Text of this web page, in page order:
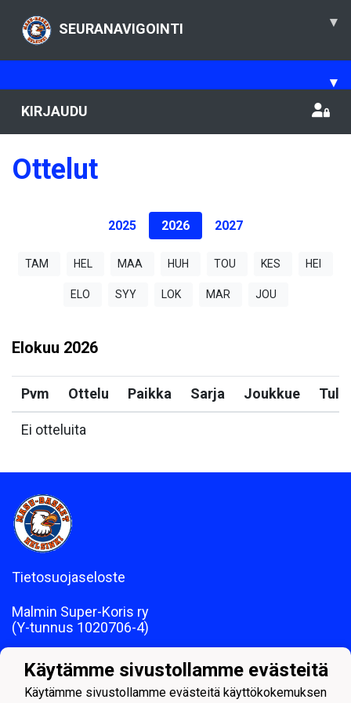
SEURANAVIGOINTI ▾
▾
KIRJAUDU
Ottelut
2025 2026 2027
TAM HEL MAA HUH TOU KES HEI
ELO SYY LOK MAR JOU
Elokuu 2026
Pvm Ottelu Paikka Sarja Joukkue
Ei otteluita
Tietosuojaseloste
Malmin Super-Koris ry
(Y-tunnus 1020706-4)
Laskutusosoite: Lallintie 4, 00700 HELSINKI
Käytämme sivustollamme evästeitä
Käytämme sivustollamme evästeitä käyttökokemuksen